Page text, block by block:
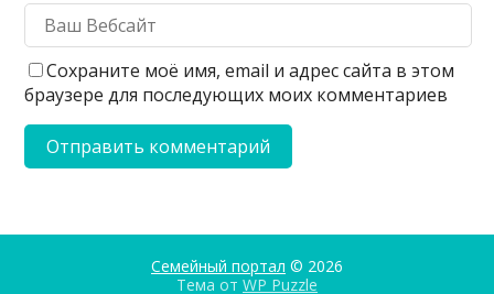
Сохраните моё имя, email и адрес сайта в этом
браузере для последующих моих комментариев
Семейный портал © 2026
Тема от WP Puzzle